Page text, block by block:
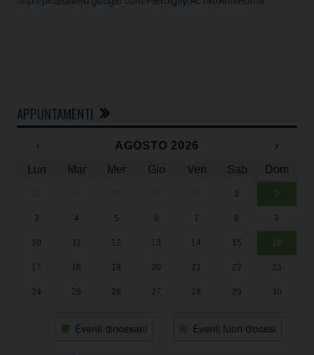
APPUNTAMENTI
‹ AGOSTO 2026
›
Lun
Mar Mer Gio Ven Sab Dom
1 2
3 4 5 6 7 8 9
10 11 12 13 14 15 16
17 18 19 20 21 22 23
24 25 26 27 28 29 30
Eventi diocesani Eventi fuori diocesi